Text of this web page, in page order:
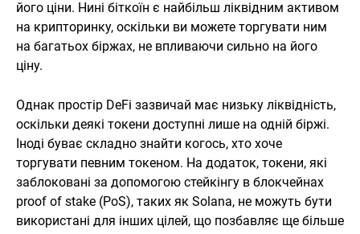
його ціни. Нині біткоїн є найбільш ліквідним активом
на крипторинку, оскільки ви можете торгувати ним
на багатьох біржах, не впливаючи сильно на його
ціну.
Однак простір DeFi зазвичай має низьку ліквідність,
оскільки деякі токени доступні лише на одній біржі.
Іноді буває складно знайти когось, хто хоче
торгувати певним токеном. На додаток, токени, які
заблоковані за допомогою стейкінгу в блокчейнах
proof of stake (PoS), таких як Solana, не можуть бути
використані для інших цілей, що позбавляє ще більше